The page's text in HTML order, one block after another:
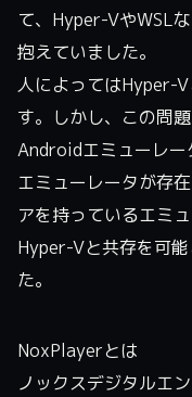
て、Hyper-VやWSL
抱えていました。
人によってはHyper-
す。しかし、この問
Androidエミューレ
エミューレータが存
アを持っているエミ
Hyper-Vと共存を可
た。
NoxPlayerとは
ノックスデジタルエ